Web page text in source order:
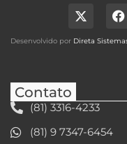
Desenvolvido por Direta
Contato
(81) 3316-4233
(81) 9 7347-6454